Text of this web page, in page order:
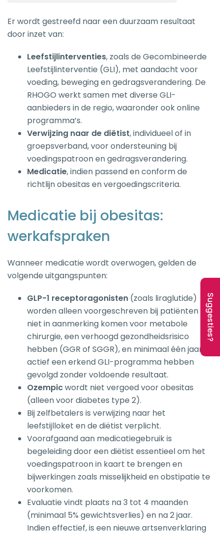
Er wordt gestreefd naar een duurzaam resultaat
door inzet van:
Leefstijlinterventies, zoals de Gecombineerde
Leefstijlinterventie (GLI), met aandacht voor
voeding, beweging en gedragsverandering. De
RHOGO werkt samen met diverse GLI-
aanbieders in de regio, waaronder ook online
programma’s.
Verwijzing naar de diëtist, individueel of in
groepsverband, voor ondersteuning bij
voedingspatroon en gedragsverandering.
Medicatie, indien passend en conform de
richtlijn obesitas en vergoedingscriteria.
Medicatie bij obesitas:
werkafspraken
Wanneer medicatie wordt overwogen, gelden de
volgende uitgangspunten:
GLP-1 receptoragonisten (zoals liraglutide)
worden alleen voorgeschreven bij patiënten die
niet in aanmerking komen voor metabole
chirurgie, een verhoogd gezondheidsrisico
hebben (GGR of SGGR), en minimaal één jaar
actief een erkend GLI-programma hebben
gevolgd zonder voldoende resultaat.
Ozempicwordt niet vergoed voor obesitas
(alleen voor diabetes type 2).
Bij zelfbetalers is verwijzing naar het
leefstijlloket en de diëtist verplicht.
Voorafgaand aan medicatiegebruik is
begeleiding door een diëtist essentieel om het
voedingspatroon in kaart te brengen en
bijwerkingen zoals misselijkheid en obstipatie te
voorkomen.
Evaluatie vindt plaats na 3 tot 4 maanden
(minimaal 5% gewichtsverlies) en na 2 jaar.
Indien effectief, is een nieuwe artsenverklaring
Suggesties?